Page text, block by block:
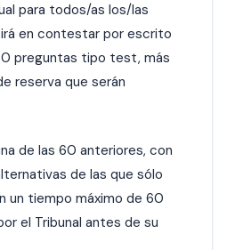
para todos/as los/las
en contestar por escrito
preguntas tipo test, más
reserva que serán
de las 60 anteriores, con
de las que sólo
un tiempo máximo de 60
el Tribunal antes de su